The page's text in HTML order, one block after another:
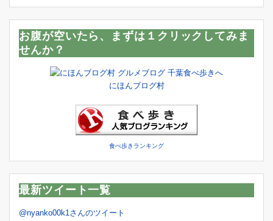
お腹が空いたら、まずは１クリックしてみま
せんか？
にほんブログ村
食べ歩きランキング
最新ツイート一覧
@nyanko00k1さんのツイート